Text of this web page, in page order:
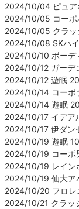
2024/10/04 ピュア
2024/10/05 コーポ
2024/10/05 クラッ
2024/10/08 SKハ
2024/10/10 ボーデ
2024/10/12 ガーデ
2024/10/12 遊眠
2024/10/14 コーポ
2024/10/14 遊眠
2024/10/17 イデア
2024/10/17 伊ダン
2024/10/19 遊眠
2024/10/19 コーポ
2024/10/19 レイン
2024/10/19 仙大ア
2024/10/20 フロレ
2024/10/21 クラッ